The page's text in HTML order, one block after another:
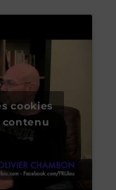
cookies